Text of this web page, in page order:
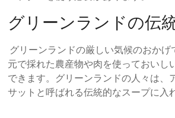
グリーンランドの伝
グリーンランドの厳しい気候のおか
元で採れた農産物や肉を使っておいし
できます。グリーンランドの人々は、
サットと呼ばれる伝統的なスープに入